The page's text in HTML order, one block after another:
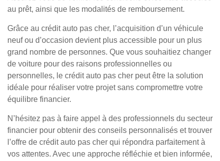
au prêt, ainsi que les modalités de remboursement.
Grâce au crédit auto pas cher, l’acquisition d’un véhicule
neuf ou d’occasion devient plus accessible pour un plus
grand nombre de personnes. Que vous souhaitiez changer
de voiture pour des raisons professionnelles ou
personnelles, le crédit auto pas cher peut être la solution
idéale pour réaliser votre projet sans compromettre votre
équilibre financier.
N’hésitez pas à faire appel à des professionnels du secteur
financier pour obtenir des conseils personnalisés et trouver
l’offre de crédit auto pas cher qui répondra parfaitement à
vos attentes. Avec une approche réfléchie et bien informée,